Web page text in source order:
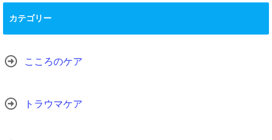
カテゴリー
こころのケア
トラウマケア